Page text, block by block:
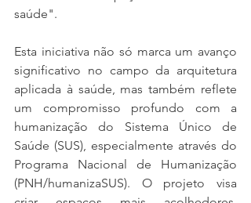
saúde".
Esta iniciativa não só marca um avanço
significativo no campo da arquitetura
aplicada à saúde, mas também reflete
um compromisso profundo com a
humanização do Sistema Único de
Saúde (SUS), especialmente através do
Programa Nacional de Humanização
(PNH/humanizaSUS). O projeto visa